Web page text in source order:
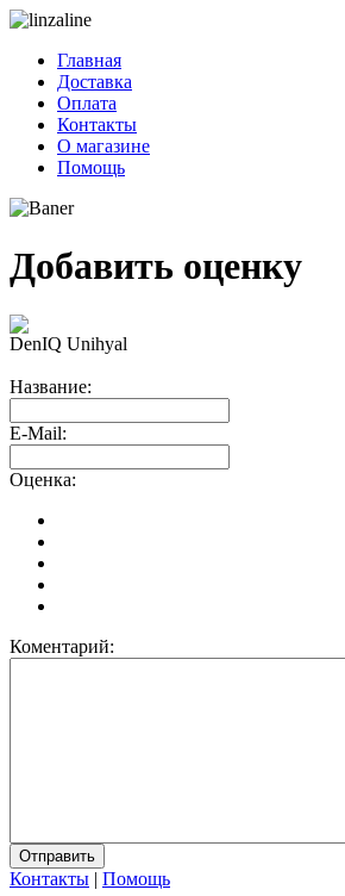
Главная
Доставка
Оплата
Контакты
О магазине
Помощь
Добавить оценку
DenIQ Unihyal
Название:
E-Mail:
Оценка:
Коментарий:
Контакты | Помощь